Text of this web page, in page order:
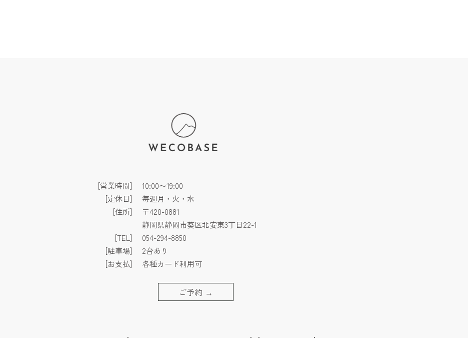
[営業時間]
10:00〜19:00
[定休日]
毎週月・火・水
[住所]
〒420-0881
静岡県静岡市葵区北安東3丁目22-1
[TEL]
054-294-8850
[駐車場]
2台あり
[お支払]
各種カード利用可
ご予約 →